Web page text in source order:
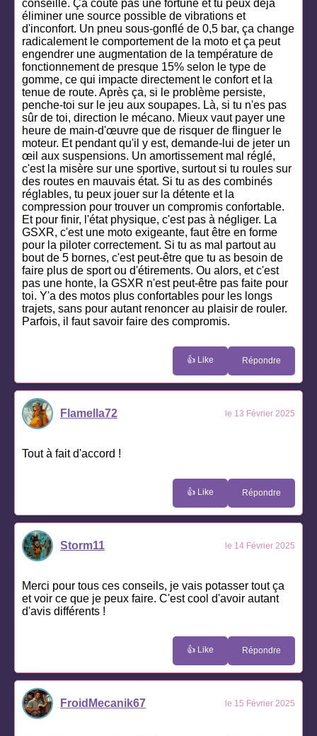
conseillé. Ça coûte pas une fortune et tu peux déjà
éliminer une source possible de vibrations et
d'inconfort. Un pneu sous-gonflé de 0,5 bar, ça change
radicalement le comportement de la moto et ça peut
engendrer une augmentation de la température de
fonctionnement de presque 15% selon le type de
gomme, ce qui impacte directement le confort et la
tenue de route. Après ça, si le problème persiste,
penche-toi sur le jeu aux soupapes. Là, si tu n'es pas
sûr de toi, direction le mécano. Mieux vaut payer une
heure de main-d'œuvre que de risquer de flinguer le
moteur. Et pendant qu'il y est, demande-lui de jeter un
œil aux suspensions. Un amortissement mal réglé,
c'est la misère sur une sportive, surtout si tu roules sur
des routes en mauvais état. Si tu as des combinés
réglables, tu peux jouer sur la détente et la
compression pour trouver un compromis confortable.
Et pour finir, l'état physique, c'est pas à négliger. La
GSXR, c'est une moto exigeante, faut être en forme
pour la piloter correctement. Si tu as mal partout au
bout de 5 bornes, c'est peut-être que tu as besoin de
faire plus de sport ou d'étirements. Ou alors, et c'est
pas une honte, la GSXR n'est peut-être pas faite pour
toi. Y'a des motos plus confortables pour les longs
trajets, sans pour autant renoncer au plaisir de rouler.
Parfois, il faut savoir faire des compromis.
👍 Like Répondre
Flamella72 le 13 Février 2025
Tout à fait d'accord !
👍 Like Répondre
Storm11 le 14 Février 2025
Merci pour tous ces conseils, je vais potasser tout ça
et voir ce que je peux faire. C'est cool d'avoir autant
d'avis différents !
👍 Like Répondre
FroidMecanik67 le 15 Février 2025